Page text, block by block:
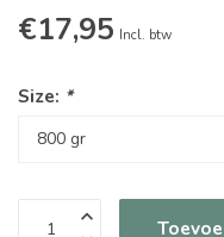
€17,95 Incl. btw
Size: *